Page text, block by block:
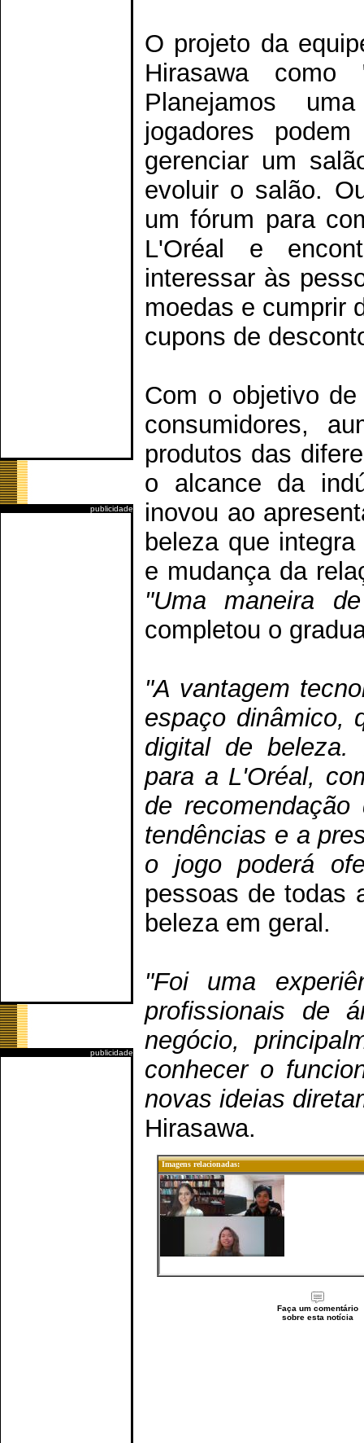
publicidade
publicidade
O projeto da
Hirasawa
Planejamos
jogadores
gerenciar um
evoluir o salão.
um fórum para
L'Oréal e
interessar às
moedas e cumprir
cupons de
Com o objetivo
consumidores,
produtos das
o alcance da
inovou ao
beleza que
e mudança da
"Uma maneira
completou o
"A vantagem
espaço dinâmico,
digital de beleza.
para a L'Oréal,
de
tendências e a
o jogo poderá
pessoas de todas
beleza em geral.
"Foi uma
profissionais de
negócio,
conhecer o
novas ideias
Hirasawa.
Imagens relacionadas:
Faça um comentário
sobre esta notícia